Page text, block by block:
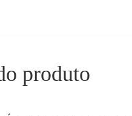
produto